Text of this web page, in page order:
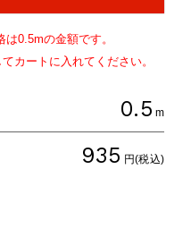
は0.5mの金額です。
カートに入れてください。
0.5 m
935 円(税込)